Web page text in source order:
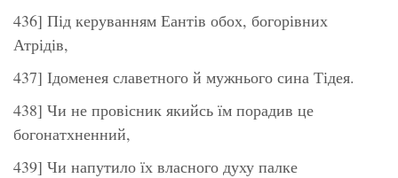
436] Під керуванням Еантів обох, богорівних
Атрідів,
437] Ідоменея славетного й мужнього сина Тідея.
438] Чи не провісник якийсь їм порадив це
богонатхненний,
439] Чи напутило їх власного духу палке